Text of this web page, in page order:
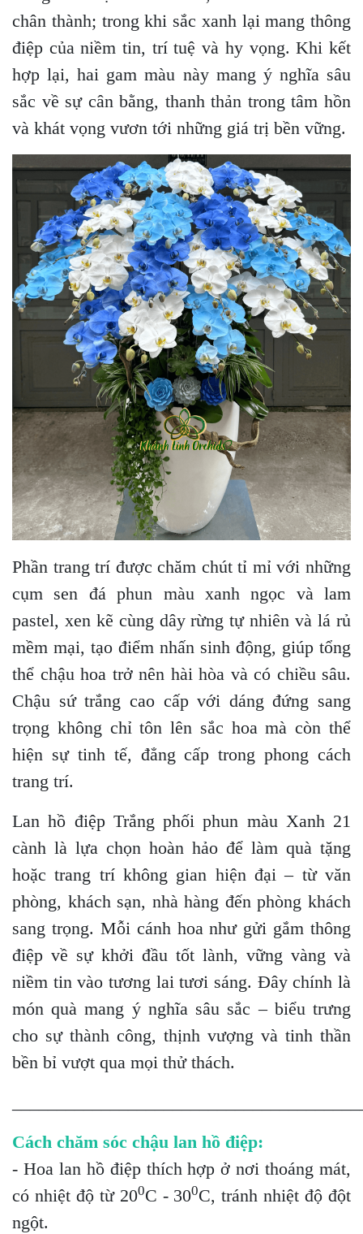
chân thành; trong khi sắc xanh lại mang thông
điệp của niềm tin, trí tuệ và hy vọng. Khi kết
hợp lại, hai gam màu này mang ý nghĩa sâu
sắc về sự cân bằng, thanh thản trong tâm hồn
và khát vọng vươn tới những giá trị bền vững.
Phần trang trí được chăm chút tỉ mỉ với những
cụm sen đá phun màu xanh ngọc và lam
pastel, xen kẽ cùng dây rừng tự nhiên và lá rủ
mềm mại, tạo điểm nhấn sinh động, giúp tổng
thể chậu hoa trở nên hài hòa và có chiều sâu.
Chậu sứ trắng cao cấp với dáng đứng sang
trọng không chỉ tôn lên sắc hoa mà còn thể
hiện sự tinh tế, đẳng cấp trong phong cách
trang trí.
Lan hồ điệp Trắng phối phun màu Xanh 21
cành là lựa chọn hoàn hảo để làm quà tặng
hoặc trang trí không gian hiện đại – từ văn
phòng, khách sạn, nhà hàng đến phòng khách
sang trọng. Mỗi cánh hoa như gửi gắm thông
điệp về sự khởi đầu tốt lành, vững vàng và
niềm tin vào tương lai tươi sáng. Đây chính là
món quà mang ý nghĩa sâu sắc – biểu trưng
cho sự thành công, thịnh vượng và tinh thần
bền bỉ vượt qua mọi thử thách.
Cách chăm sóc chậu lan hồ điệp:
- Hoa lan hồ điệp thích hợp ở nơi thoáng mát,
có nhiệt độ từ 200C - 300C, tránh nhiệt độ đột
ngột.